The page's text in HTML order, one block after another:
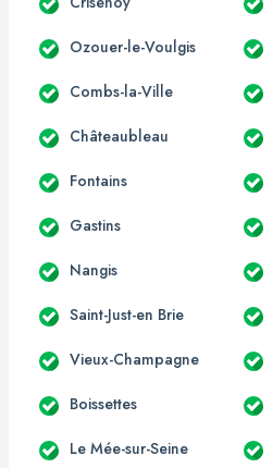
Ozouer-le-Voulgis
Combs-la-Ville
Châteaubleau
Fontains
Gastins
Nangis
Saint-Just-en Brie
Vieux-Champagne
Boissettes
Le Mée-sur-Seine